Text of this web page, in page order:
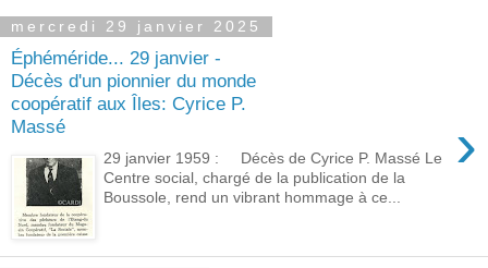
mercredi 29 janvier 2025
Éphéméride... 29 janvier -
Décès d'un pionnier du monde
coopératif aux Îles: Cyrice P.
Massé
›
29 janvier 1959 : Décès de Cyrice P. Massé Le
Centre social, chargé de la publication de la
Boussole, rend un vibrant hommage à ce...